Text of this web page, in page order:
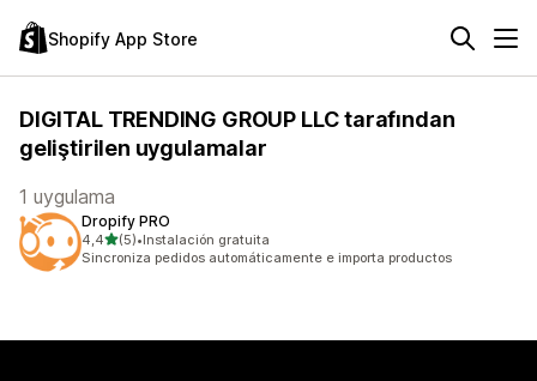
Shopify App Store
DIGITAL TRENDING GROUP LLC tarafından
geliştirilen uygulamalar
1 uygulama
Dropify PRO
4,45 yıldız üzerinden
(5)
toplam 5 değerlendirme
•Instalación gratuita
Sincroniza pedidos automáticamente e importa productos